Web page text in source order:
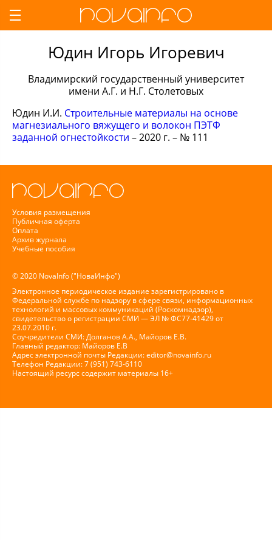
Юдин Игорь Игоревич
Владимирский государственный университет
имени А.Г. и Н.Г. Столетовых
Юдин И.И. Строительные материалы на основе
магнезиального вяжущего и волокон ПЭТФ
заданной огнестойкости – 2020 г. – № 111
Условия размещения
Публичная оферта
Оплата
Архив журнала
Учебные пособия
© 2020 NovaInfo ("НоваИнфо")
Электронное периодическое издание зарегистрировано в
Федеральной службе по надзору в сфере связи, информационных
технологий и массовых коммуникаций (Роскомнадзор),
свидетельство о регистрации СМИ — ЭЛ № ФС77-41429 от
23.07.2010 г.
Соучредители СМИ: Долганов А.А., Майоров Е.В.
Главный редактор: Майоров Е.В
Адрес электронной почты Редакции:editor@novainfo.ru
Телефон Редакции: 7 (951) 743-6110
Настоящий ресурс содержит материалы 16+